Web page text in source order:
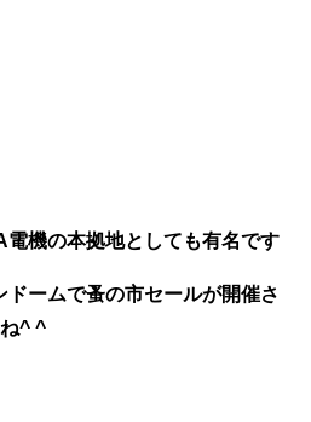
機の本拠地としても有名です
ームで蚤の市セールが開催さ
^ ^